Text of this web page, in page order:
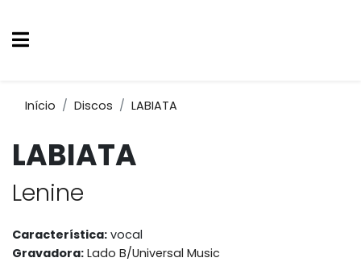
Início Discos LABIATA
LABIATA
Lenine
Característica: vocal
Gravadora: Lado B/Universal Music